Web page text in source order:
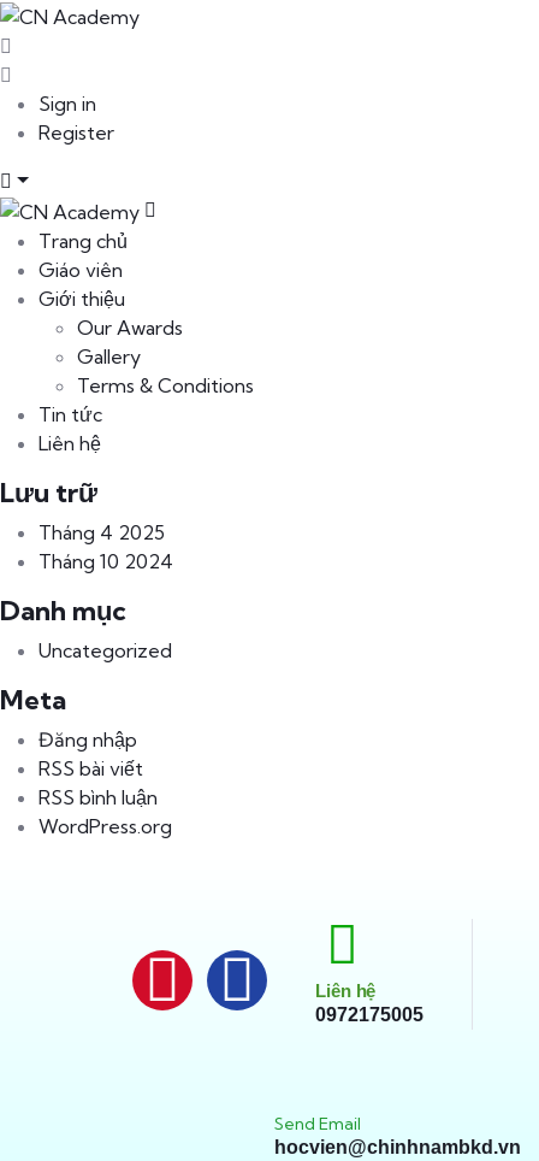
Sign in
Register
Trang chủ
Giáo viên
Giới thiệu
Our Awards
Gallery
Terms & Conditions
Tin tức
Liên hệ
Lưu trữ
Tháng 4 2025
Tháng 10 2024
Danh mục
Uncategorized
Meta
Đăng nhập
RSS bài viết
RSS bình luận
WordPress.org
Liên hệ
0972175005
Send Email
hocvien@chinhnambkd.vn